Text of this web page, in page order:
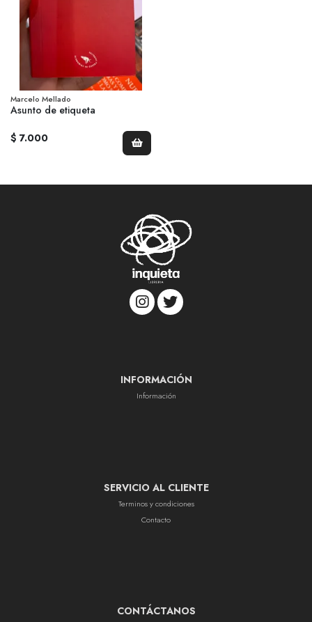
Marcelo Mellado
Asunto de etiqueta
$ 7.000
INFORMACIÓN
Información
SERVICIO AL CLIENTE
Terminos y condiciones
Contacto
CONTÁCTANOS